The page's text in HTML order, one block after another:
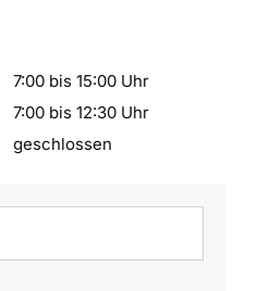
7:00 bis 15:00 Uhr
7:00 bis 12:30 Uhr
geschlossen